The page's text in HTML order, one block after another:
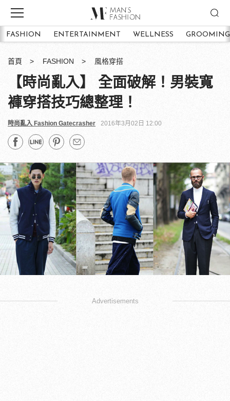
FASHION ENTERTAINMENT WELLNESS GROOMING
首頁 FASHION 風格穿搭
【時尚亂入】 全面破解！男裝寬
褲穿搭技巧總整理！
時尚亂入 Fashion Gatecrasher 2016年3月02日 12:00
Advertisements